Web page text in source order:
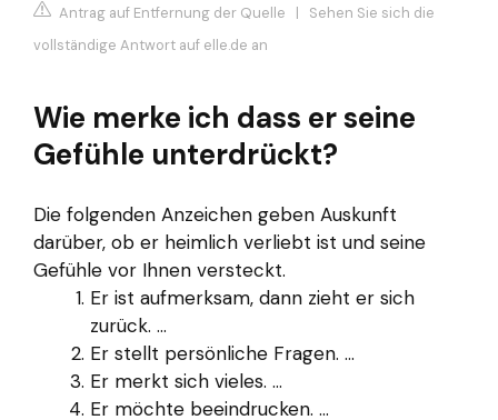
Antrag auf Entfernung der Quelle | Sehen Sie sich die
vollständige Antwort auf elle.de an
Wie merke ich dass er seine
Gefühle unterdrückt?
Die folgenden Anzeichen geben Auskunft
darüber, ob er heimlich verliebt ist und seine
Gefühle vor Ihnen versteckt.
Er ist aufmerksam, dann zieht er sich
zurück. ...
Er stellt persönliche Fragen. ...
Er merkt sich vieles. ...
Er möchte beeindrucken. ...